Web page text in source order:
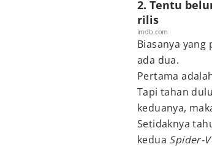
2. Tentu
rilis
imdb.com
Biasanya
ada dua.
Pertama
Tapi tahan
keduanya,
Setidaknya
kedua Spider-